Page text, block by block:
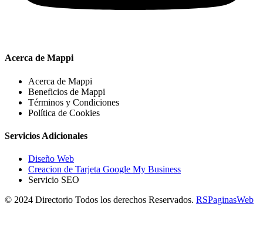
Acerca de Mappi
Acerca de Mappi
Beneficios de Mappi
Términos y Condiciones
Política de Cookies
Servicios Adicionales
Diseño Web
Creacion de Tarjeta Google My Business
Servicio SEO
© 2024 Directorio Todos los derechos Reservados. RSPaginasWeb